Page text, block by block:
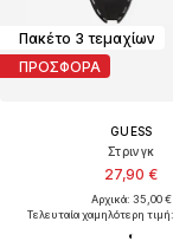
Πακέτο 3 τεμαχίων
ΠΡΟΣΦΟΡΑ
GUESS
Στρινγκ
27,90 €
Αρχικά: 35,00 €
Τελευταία χαμηλότερη τιμή: